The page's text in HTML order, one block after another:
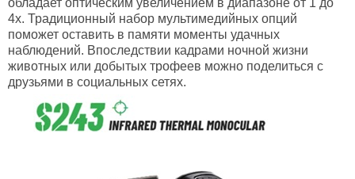
обладает оптическим увеличением в диапазоне от 1 до
4х. Традиционный набор мультимедийных опций
поможет оставить в памяти моменты удачных
наблюдений. Впоследствии кадрами ночной жизни
животных или добытых трофеев можно поделиться с
друзьями в социальных сетях.